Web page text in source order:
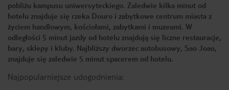
pobliżu kampusu uniwersyteckiego. Zaledwie kilka minut od
hotelu znajduje się rzeka Douro i zabytkowe centrum miasta z
życiem handlowym, kościołami, zabytkami i muzeami. W
odległości 5 minut jazdy od hotelu znajdują się liczne restauracje,
bary, sklepy i kluby. Najbliższy dworzec autobusowy, Sao Joao,
znajduje się zaledwie 5 minut spacerem od hotelu.
Najpopularniejsze udogodnienia: